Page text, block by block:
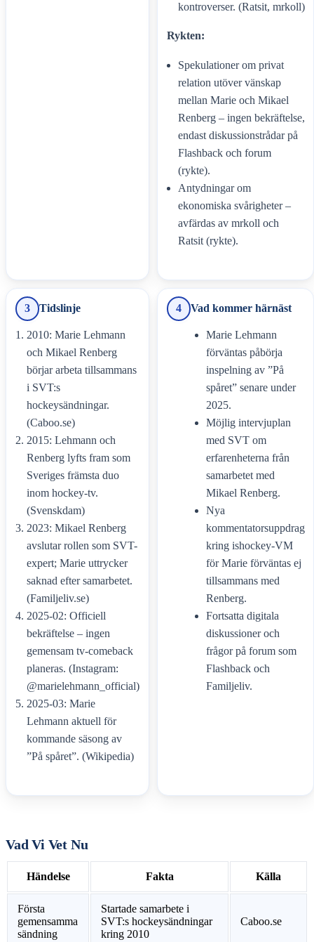
kontroverser. (Ratsit, mrkoll)
Rykten:
Spekulationer om privat
relation utöver vänskap
mellan Marie och Mikael
Renberg – ingen bekräftelse,
endast diskussionstrådar på
Flashback och forum
(rykte).
Antydningar om
ekonomiska svårigheter –
avfärdas av mrkoll och
Ratsit (rykte).
3 Tidslinje
2010: Marie Lehmann
och Mikael Renberg
börjar arbeta tillsammans
i SVT:s
hockeysändningar.
(Caboo.se)
2015: Lehmann och
Renberg lyfts fram som
Sveriges främsta duo
inom hockey-tv.
(Svenskdam)
2023: Mikael Renberg
avslutar rollen som SVT-
expert; Marie uttrycker
saknad efter samarbetet.
(Familjeliv.se)
2025-02: Officiell
bekräftelse – ingen
gemensam tv-comeback
planeras. (Instagram:
@marielehmann_official)
2025-03: Marie
Lehmann aktuell för
kommande säsong av
”På spåret”. (Wikipedia)
4 Vad kommer härnäst
Marie Lehmann
förväntas påbörja
inspelning av ”På
spåret” senare under
2025.
Möjlig intervjuplan
med SVT om
erfarenheterna från
samarbetet med
Mikael Renberg.
Nya
kommentatorsuppdrag
kring ishockey-VM
för Marie förväntas ej
tillsammans med
Renberg.
Fortsatta digitala
diskussioner och
frågor på forum som
Flashback och
Familjeliv.
Vad Vi Vet Nu
Händelse Fakta Källa
Första
gemensamma
sändning
Startade samarbete i
SVT:s hockeysändningar
kring 2010
Caboo.se